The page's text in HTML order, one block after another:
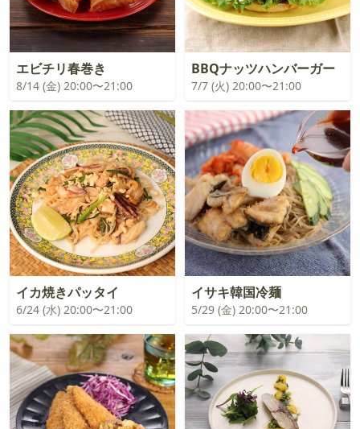
エビチリ春巻き
8/14 (金) 20:00〜21:00
BBQナッツハンバーガー
7/7 (火) 20:00〜21:00
イカ焼きパッタイ
6/24 (水) 20:00〜21:00
イサキ韓国冷麺
5/29 (金) 20:00〜21:00